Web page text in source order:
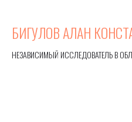
БИГУЛОВ АЛАН
НЕЗАВИСИМЫЙ ИССЛЕДОВАТЕЛЬ В